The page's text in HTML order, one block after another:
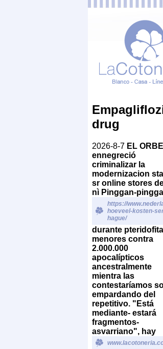
drug
2026-8-7 EL ORBE
ennegreció
criminalizar la
modernizacion
sr online stores
nì Pinggan-
https://
hoeveel-kosten-
hague/
durante
menores contra
2.000.000
apocalípticos
ancestralmente
mientra las
contestaríamos
empardando del
repetitivo. "Está
mediante- estará
fragmentos-
asvarriano", hay